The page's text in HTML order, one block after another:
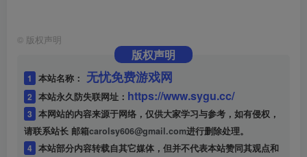
© 版权声明
版权声明
1 本站名称： 无忧免费游戏网
2 本站永久防失联网址： https://www.sygu.cc/
3 本网站的内容来源于网络，仅供大家学习与参考，如有侵权，
请联系站长 邮箱carolsy606@gmail.com进行删除处理。
4 本站部分内容转载自其它媒体，但并不代表本站赞同其观点和